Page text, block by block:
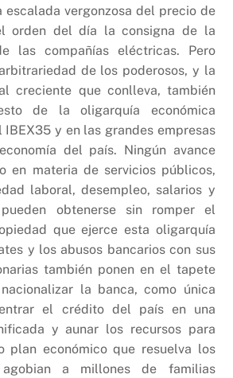
escalada vergonzosa del precio de
orden del día la consigna de la
las compañías eléctricas. Pero
de los poderosos, y la
creciente que conlleva, también
de la oligarquía económica
y en las grandes empresas
del país. Ningún avance
en materia de servicios públicos,
laboral, desempleo, salarios y
obtenerse sin romper el
que ejerce esta oligarquía
y los abusos bancarios con sus
también ponen en el tapete
la banca, como única
el crédito del país en una
y aunar los recursos para
plan económico que resuelva los
a millones de familias